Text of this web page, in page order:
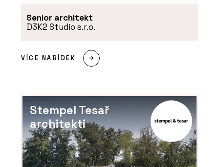
Senior architekt
D3K2 Studio s.r.o.
VÍCE NABÍDEK
Stempel Tesař
architekti